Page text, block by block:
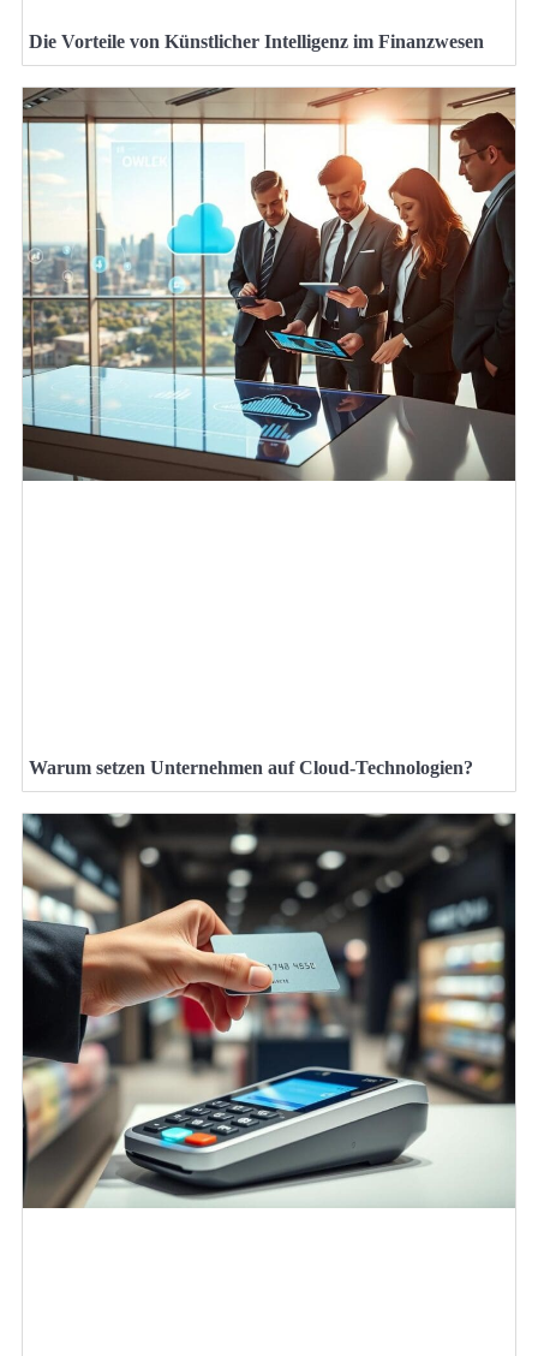
Die Vorteile von Künstlicher Intelligenz im Finanzwesen
Warum setzen Unternehmen auf Cloud-Technologien?